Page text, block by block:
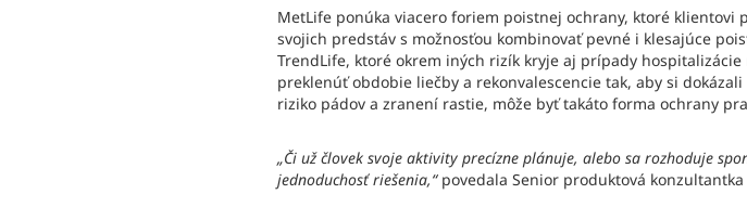
MetLife ponúka viacero foriem poistnej ochrany, ktoré
svojich predstáv s možnosťou kombinovať pevné i klesajúce
TrendLife, ktoré okrem iných rizík kryje aj prípady
preklenúť obdobie liečby a rekonvalescencie tak, aby si
riziko pádov a zranení rastie, môže byť takáto forma ochrany
„Či už človek svoje aktivity precízne plánuje, alebo sa rozhoduje
jednoduchosť riešenia,“ povedala Senior produktová